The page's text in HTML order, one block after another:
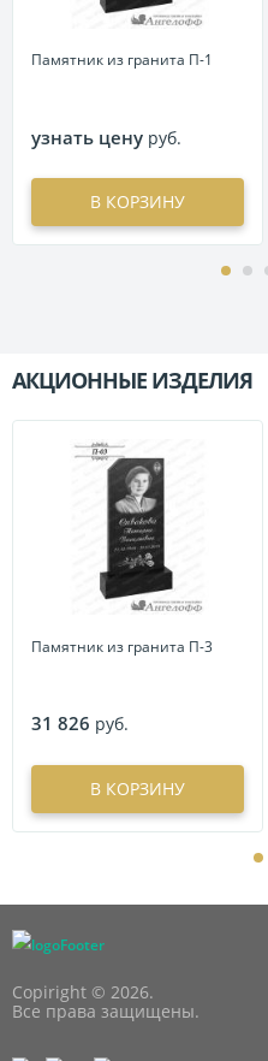
Памятник из гранита П-1
узнать цену руб.
В КОРЗИНУ
АКЦИОННЫЕ ИЗДЕЛИЯ
Памятник из гранита П-3
31 826 руб.
В КОРЗИНУ
Copiright © 2026.
Все права защищены.